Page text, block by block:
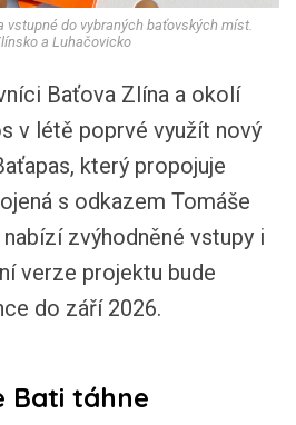
vstupné do vybraných baťovských míst.
a Luhačovicko
Baťova Zlína a okolí
v létě poprvé využít nový
který propojuje
s odkazem Tomáše
zvýhodněné vstupy i
verze projektu bude
do září 2026.
Bati táhne